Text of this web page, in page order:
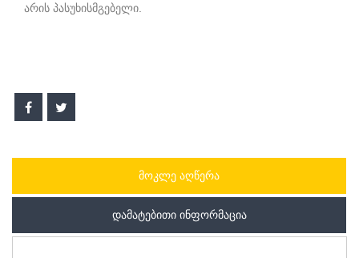
არის პასუხისმგებელი.
ᲛᲝᲙᲚᲔ ᲐᲦᲬᲔᲠᲐ
ᲓᲐᲛᲐᲢᲔᲑᲘᲗᲘ ᲘᲜᲤᲝᲠᲛᲐᲪᲘᲐ